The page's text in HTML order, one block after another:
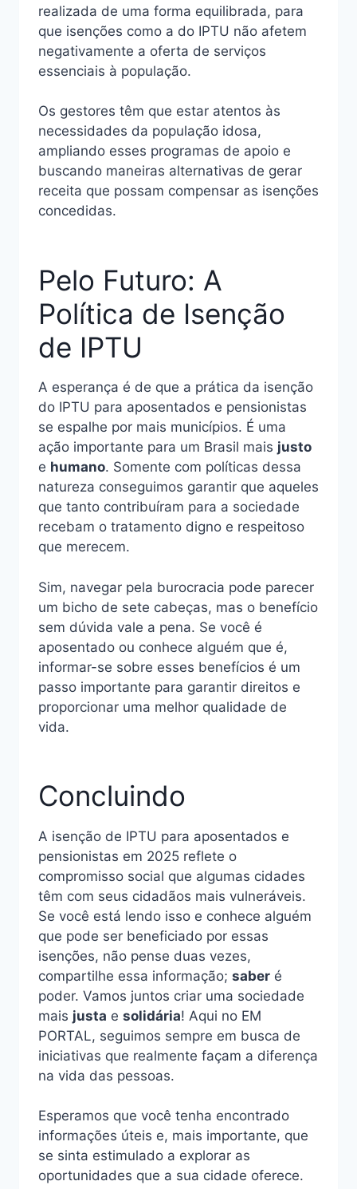
realizada de uma forma equilibrada, para
que isenções como a do IPTU não afetem
negativamente a oferta de serviços
essenciais à população.
Os gestores têm que estar atentos às
necessidades da população idosa,
ampliando esses programas de apoio e
buscando maneiras alternativas de gerar
receita que possam compensar as isenções
concedidas.
Pelo Futuro: A
Política de Isenção
de IPTU
A esperança é de que a prática da isenção
do IPTU para aposentados e pensionistas
se espalhe por mais municípios. É uma
ação importante para um Brasil mais justo
e humano. Somente com políticas dessa
natureza conseguimos garantir que aqueles
que tanto contribuíram para a sociedade
recebam o tratamento digno e respeitoso
que merecem.
Sim, navegar pela burocracia pode parecer
um bicho de sete cabeças, mas o benefício
sem dúvida vale a pena. Se você é
aposentado ou conhece alguém que é,
informar-se sobre esses benefícios é um
passo importante para garantir direitos e
proporcionar uma melhor qualidade de
vida.
Concluindo
A isenção de IPTU para aposentados e
pensionistas em 2025 reflete o
compromisso social que algumas cidades
têm com seus cidadãos mais vulneráveis.
Se você está lendo isso e conhece alguém
que pode ser beneficiado por essas
isenções, não pense duas vezes,
compartilhe essa informação; saber é
poder. Vamos juntos criar uma sociedade
mais justa e solidária! Aqui no EM
PORTAL, seguimos sempre em busca de
iniciativas que realmente façam a diferença
na vida das pessoas.
Esperamos que você tenha encontrado
informações úteis e, mais importante, que
se sinta estimulado a explorar as
oportunidades que a sua cidade oferece.